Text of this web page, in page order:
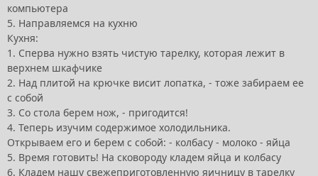
компьютера
5. Направляемся на кухню
Кухня:
1. Сперва нужно взять чистую тарелку, которая лежит в
верхнем шкафчике
2. Над плитой на крючке висит лопатка, - тоже забираем ее
с собой
3. Со стола берем нож, - пригодится!
4. Теперь изучим содержимое холодильника.
Открываем его и берем с собой: - колбасу - молоко - яйца
5. Время готовить! На сковороду кладем яйца и колбасу
6. Кладем нашу свежеприготовленную яичницу в тарелку